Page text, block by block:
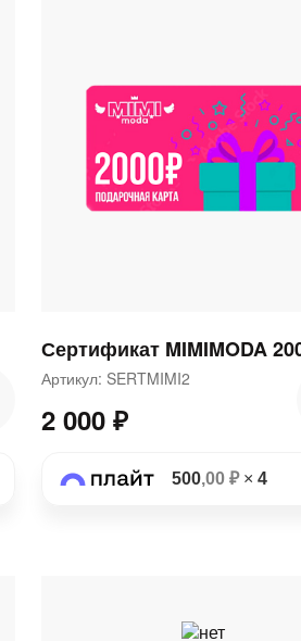
Сертификат MIMIMODA
Артикул: SERTMIMI2
2 000 ₽
500,00 ₽× 4